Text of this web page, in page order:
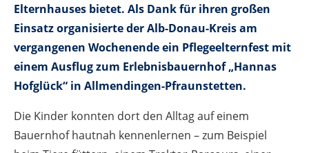
Elternhauses bietet. Als Dank für ihren großen
Einsatz organisierte der Alb-Donau-Kreis am
vergangenen Wochenende ein Pflegeelternfest mit
einem Ausflug zum Erlebnisbauernhof „Hannas
Hofglück“ in Allmendingen-Pfraunstetten.
Die Kinder konnten dort den Alltag auf einem
Bauernhof hautnah kennenlernen – zum Beispiel